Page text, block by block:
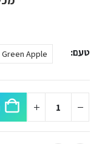
טעם Green Apple